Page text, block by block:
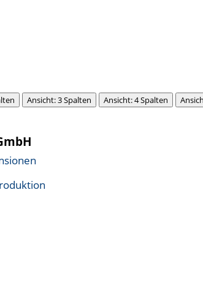
Ansicht: 3 Spalten Ansicht: 4 Spalten